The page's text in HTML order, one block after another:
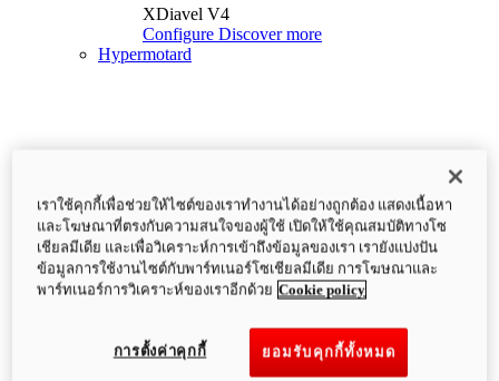
XDiavel V4
Configure Discover more
Hypermotard
เราใช้คุกกี้เพื่อช่วยให้ไซต์ของเราทำงานได้อย่างถูกต้อง แสดงเนื้อหา
และโฆษณาที่ตรงกับความสนใจของผู้ใช้ เปิดให้ใช้คุณสมบัติทางโซ
เชียลมีเดีย และเพื่อวิเคราะห์การเข้าถึงข้อมูลของเรา เรายังแบ่งปัน
ข้อมูลการใช้งานไซต์กับพาร์ทเนอร์โซเชียลมีเดีย การโฆษณาและ
พาร์ทเนอร์การวิเคราะห์ของเราอีกด้วย Cookie policy
ยอมรับคุกกี้ทั้งหมด
การตั้งค่าคุกกี้